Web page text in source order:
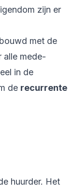
zijn er
met de
alle mede-
in de
de recurrente
huurder. Het